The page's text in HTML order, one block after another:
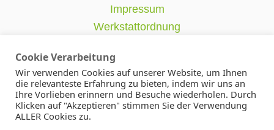
Impressum
Werkstattordnung
Satzung
Cookie Verarbeitung
Wir verwenden Cookies auf unserer Website, um Ihnen
die relevanteste Erfahrung zu bieten, indem wir uns an
Ihre Vorlieben erinnern und Besuche wiederholen. Durch
Klicken auf "Akzeptieren" stimmen Sie der Verwendung
ALLER Cookies zu.